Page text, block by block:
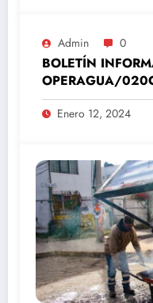
Admin 0
BOLETÍN
OPERAGUA/
Estado de
Enero 12, 2024